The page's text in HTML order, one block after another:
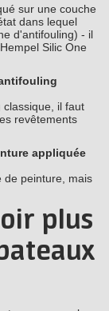
sur une couche
dans lequel
d'antifouling) - il
Silic One
classique, il faut
revêtements
appliquée
de peinture, mais
plus